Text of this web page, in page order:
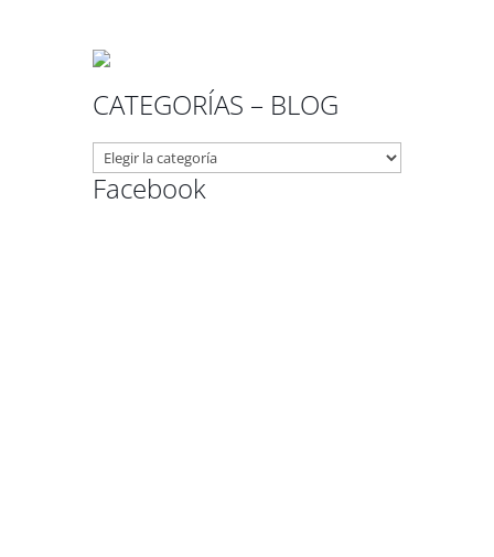
CATEGORÍAS – BLOG
CATEGORÍAS
–
BLOG
Facebook